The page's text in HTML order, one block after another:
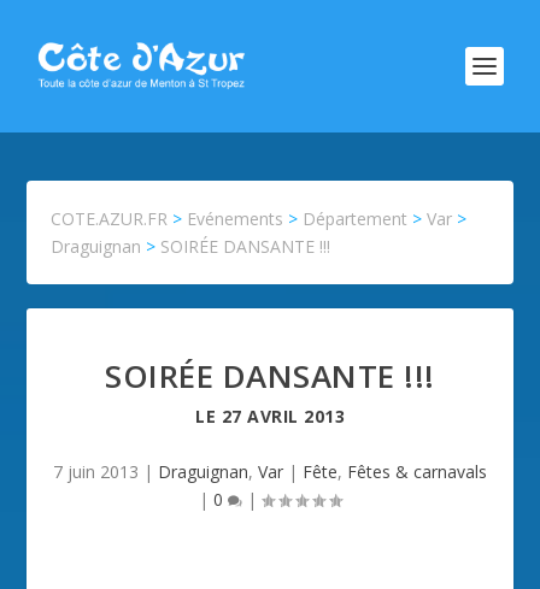
COTE.AZUR.FR > Evénements > Département >Var >
Draguignan > SOIRÉE DANSANTE !!!
SOIRÉE DANSANTE !!!
LE 27 AVRIL 2013
7 juin 2013 | Draguignan, Var | Fête, Fêtes & carnavals
| 0 |